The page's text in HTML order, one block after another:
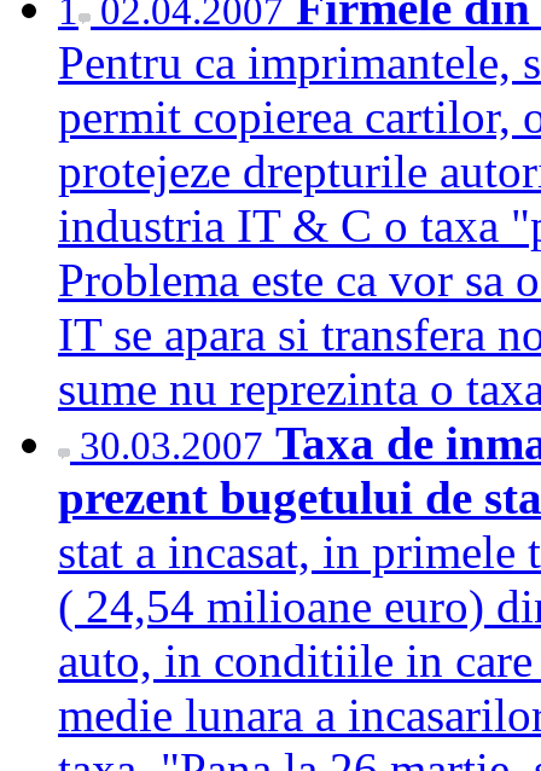
1 02.04.2007
Pentru ca imprimantele,
permit copierea cartilor,
protejeze drepturile
industria IT & C o taxa
Problema este ca vor sa
IT se apara si transfera
sume nu reprezinta o
30.03.2007 Taxa de
prezent bugetului de
stat a incasat, in
( 24,54 milioane euro)
auto, in conditiile in
medie lunara a